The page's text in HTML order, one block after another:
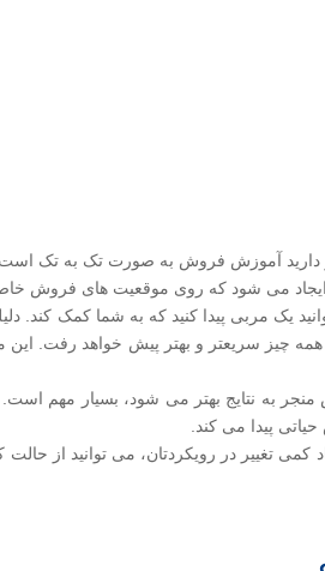
دارید آموزش فروش به صورت تک به تک
می شود که روی موقعیت های فروش
یک مربی پیدا کنید که به شما کمک کند.
همه چیز سریعتر و بهتر پیش خواهد رفت.
به نتایج بهتر می شود، بسیار مهم
پیدا می کند.
تغییر در رویکردتان، می توانید از